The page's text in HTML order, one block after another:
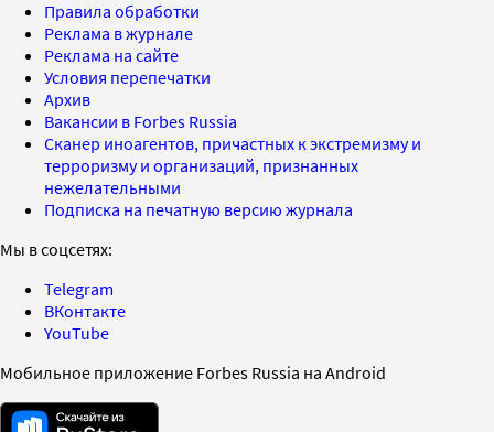
Правила обработки
Реклама в журнале
Реклама на сайте
Условия перепечатки
Архив
Вакансии в Forbes Russia
Сканер иноагентов, причастных к экстремизму и
терроризму и организаций, признанных
нежелательными
Подписка на печатную версию журнала
Мы в соцсетях:
Telegram
ВКонтакте
YouTube
Мобильное приложение Forbes Russia на Android